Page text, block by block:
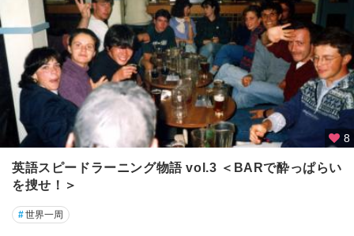
マ
デ
ル
半
島
周
辺
ス
ュ
8
英語スピードラーニング物語 vol.3 ＜BARで酔っぱらい
を捜せ！＞
#世界一周